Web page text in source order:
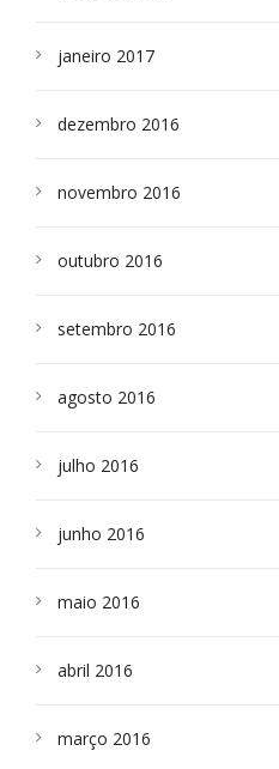
janeiro 2017
dezembro 2016
novembro 2016
outubro 2016
setembro 2016
agosto 2016
julho 2016
junho 2016
maio 2016
abril 2016
março 2016